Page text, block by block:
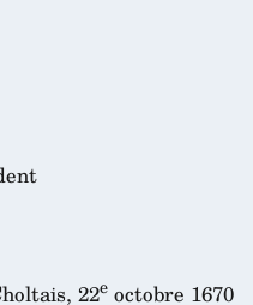
22eoctobre 1670